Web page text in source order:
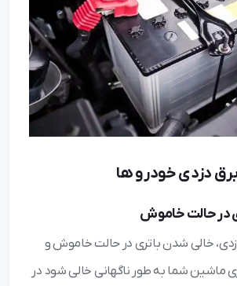
برق دزدی خودرو ها
در حالت خاموش
خالی شدن باتری در حالت خاموش و
ماشین شما به طور ناگهانی خالی شود در